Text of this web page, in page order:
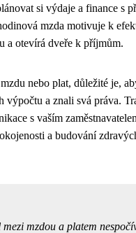
si výdaje a finance s
mzda motivuje k
a otevírá dveře k příjmům.
nebo plat, důležité je,
výpočtu a znali svá práva.
s vaším
a budování
mezi mzdou a platem